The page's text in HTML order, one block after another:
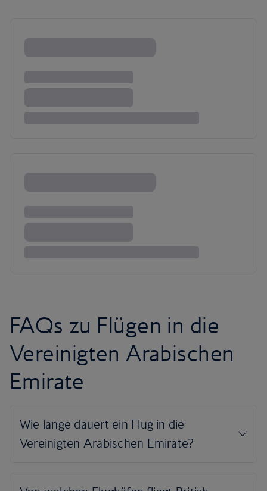
FAQs zu Flügen in die
Vereinigten Arabischen
Emirate